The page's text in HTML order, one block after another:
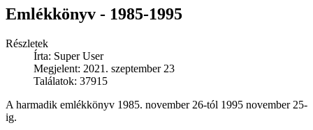
Emlékkönyv - 1985-1995
Részletek
Írta: Super User
Megjelent: 2021. szeptember 23
Találatok: 37915
A harmadik emlékkönyv 1985. november 26-tól 1995 november 25-
ig.